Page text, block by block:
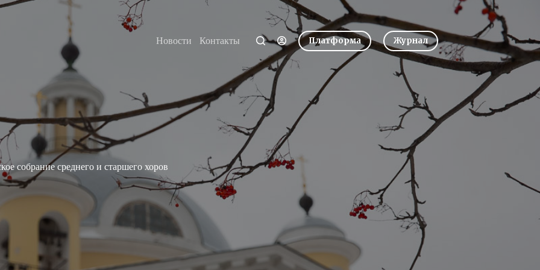
Новости Контакты Платформа Журнал
собрание среднего и старшего хоров